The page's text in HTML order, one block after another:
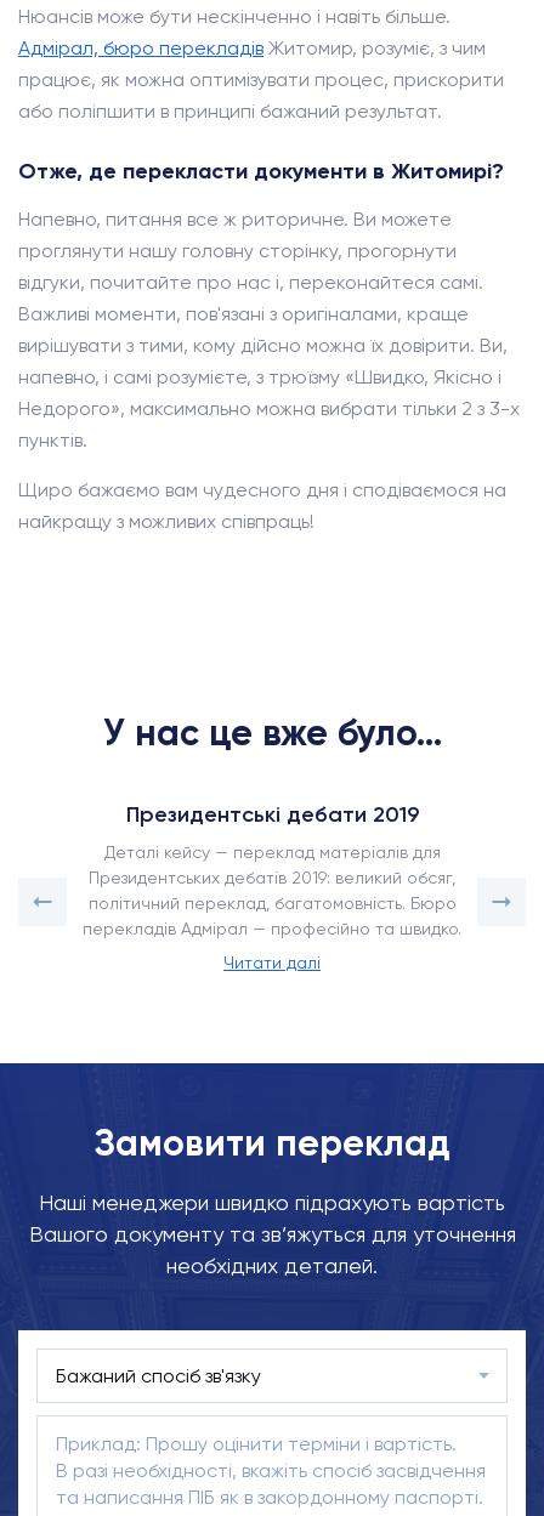
Нюансів може бути нескінченно і навіть більше.
Адмірал, бюро перекладів Житомир, розуміє, з чим
працює, як можна оптимізувати процес, прискорити
або поліпшити в принципі бажаний результат.
Отже, де перекласти документи в Житомирі?
Напевно, питання все ж риторичне. Ви можете
проглянути нашу головну сторінку, прогорнути
відгуки, почитайте про нас і, переконайтеся самі.
Важливі моменти, пов'язані з оригіналами, краще
вирішувати з тими, кому дійсно можна їх довірити. Ви,
напевно, і самі розумієте, з трюїзму «Швидко, Якісно і
Недорого», максимально можна вибрати тільки 2 з 3-х
пунктів.
Щиро бажаємо вам чудесного дня і сподіваємося на
найкращу з можливих співпраць!
У нас це вже було...
Президентські дебати 2019
Деталі кейсу — переклад матеріалів для
Президентських дебатів 2019: великий обсяг,
політичний переклад, багатомовність. Бюро
перекладів Адмірал — професійно та швидко.
Читати далі
Замовити переклад
Наші менеджери швидко підрахують вартість
Вашого документу та зв’яжуться для уточнення
необхідних деталей.